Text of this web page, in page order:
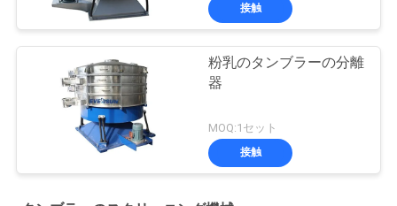
接触
粉乳のタンブラーの分離
器
MOQ:1セット
接触